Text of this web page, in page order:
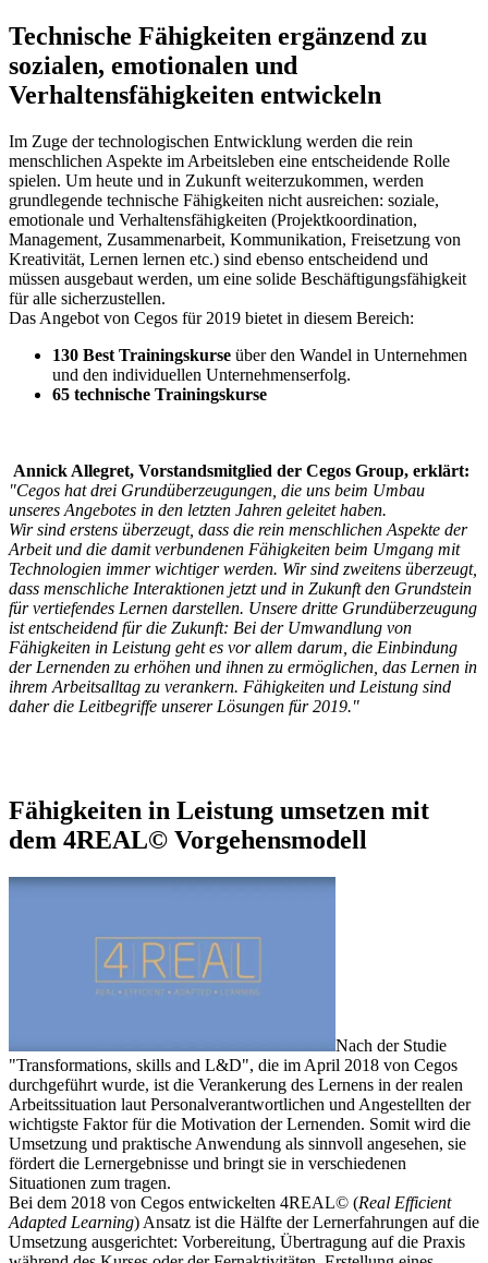
Technische Fähigkeiten ergänzend zu
sozialen, emotionalen und
Verhaltensfähigkeiten entwickeln
Im Zuge der technologischen Entwicklung werden die rein
menschlichen Aspekte im Arbeitsleben eine entscheidende Rolle
spielen. Um heute und in Zukunft weiterzukommen, werden
grundlegende technische Fähigkeiten nicht ausreichen: soziale,
emotionale und Verhaltensfähigkeiten (Projektkoordination,
Management, Zusammenarbeit, Kommunikation, Freisetzung von
Kreativität, Lernen lernen etc.) sind ebenso entscheidend und
müssen ausgebaut werden, um eine solide Beschäftigungsfähigkeit
für alle sicherzustellen.
Das Angebot von Cegos für 2019 bietet in diesem Bereich:
130 Best Trainingskurse über den Wandel in Unternehmen
und den individuellen Unternehmenserfolg.
65 technische Trainingskurse
Annick Allegret, Vorstandsmitglied der Cegos Group, erklärt:
"Cegos hat drei Grundüberzeugungen, die uns beim Umbau
unseres Angebotes in den letzten Jahren geleitet haben.
Wir sind erstens überzeugt, dass die rein menschlichen Aspekte der
Arbeit und die damit verbundenen Fähigkeiten beim Umgang mit
Technologien immer wichtiger werden. Wir sind zweitens überzeugt,
dass menschliche Interaktionen jetzt und in Zukunft den Grundstein
für vertiefendes Lernen darstellen. Unsere dritte Grundüberzeugung
ist entscheidend für die Zukunft: Bei der Umwandlung von
Fähigkeiten in Leistung geht es vor allem darum, die Einbindung
der Lernenden zu erhöhen und ihnen zu ermöglichen, das Lernen in
ihrem Arbeitsalltag zu verankern. Fähigkeiten und Leistung sind
daher die Leitbegriffe unserer Lösungen für 2019."
Fähigkeiten in Leistung umsetzen mit
dem 4REAL© Vorgehensmodell
Nach der Studie
"Transformations, skills and L&D", die im April 2018 von Cegos
durchgeführt wurde, ist die Verankerung des Lernens in der realen
Arbeitssituation laut Personalverantwortlichen und Angestellten der
wichtigste Faktor für die Motivation der Lernenden. Somit wird die
Umsetzung und praktische Anwendung als sinnvoll angesehen, sie
fördert die Lernergebnisse und bringt sie in verschiedenen
Situationen zum tragen.
Bei dem 2018 von Cegos entwickelten 4REAL© (Real Efficient
Adapted Learning) Ansatz ist die Hälfte der Lernerfahrungen auf die
Umsetzung ausgerichtet: Vorbereitung, Übertragung auf die Praxis